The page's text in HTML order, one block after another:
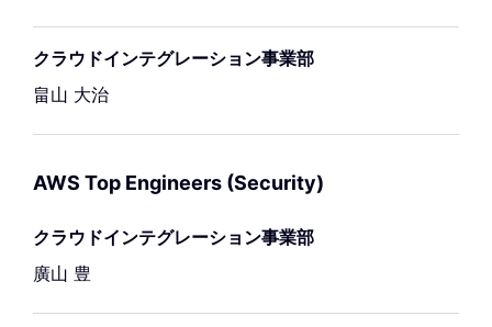
クラウドインテグレーション事業部
畠山 大治
AWS Top Engineers (Security)
クラウドインテグレーション事業部
廣山 豊